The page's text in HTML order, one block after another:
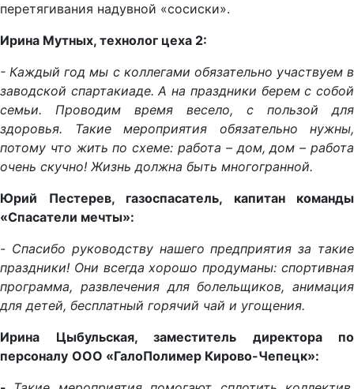
перетягивания надувной «сосиски».
Ирина Мутных, технолог цеха 2:
- Каждый год мы с коллегами обязательно участвуем в
заводской спартакиаде. А на праздники берем с собой
семьи. Проводим время весело, с пользой для
здоровья. Такие мероприятия обязательно нужны,
потому что жить по схеме: работа – дом, дом – работа
очень скучно! Жизнь должна быть многогранной.
Юрий Пестерев, газоспасатель, капитан команды
«Спасатели мечты»:
- Спасибо руководству нашего предприятия за такие
праздники! Они всегда хорошо продуманы: спортивная
программа, развлечения для болельщиков, анимация
для детей, бесплатный горячий чай и угощения.
Ирина Цыбульская, заместитель директора по
персоналу ООО «ГалоПолимер Кирово-Чепецк»: